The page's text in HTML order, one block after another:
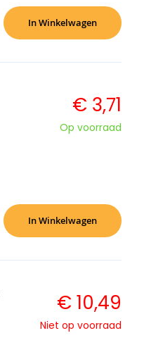
In Winkelwagen
€ 3,71
Op voorraad
In Winkelwagen
€ 10,49
Niet op voorraad